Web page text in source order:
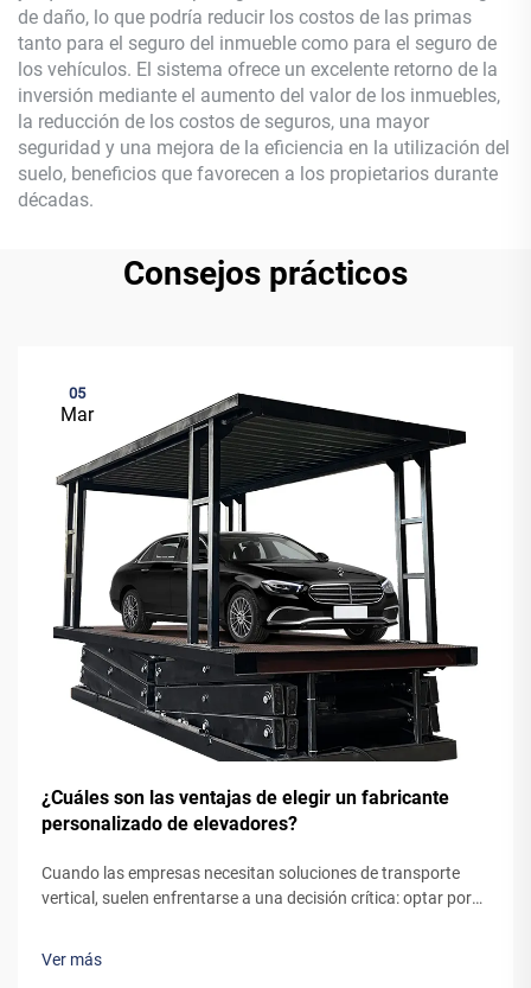
de daño, lo que podría reducir los costos de las primas
tanto para el seguro del inmueble como para el seguro de
los vehículos. El sistema ofrece un excelente retorno de la
inversión mediante el aumento del valor de los inmuebles,
la reducción de los costos de seguros, una mayor
seguridad y una mejora de la eficiencia en la utilización del
suelo, beneficios que favorecen a los propietarios durante
décadas.
Consejos prácticos
05
Mar
¿Cuáles son las ventajas de elegir un fabricante
personalizado de elevadores?
Cuando las empresas necesitan soluciones de transporte
vertical, suelen enfrentarse a una decisión crítica: optar por
Ver más